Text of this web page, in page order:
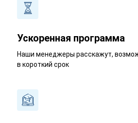
Ускоренная программа
Наши менеджеры расскажут,
в короткий срок